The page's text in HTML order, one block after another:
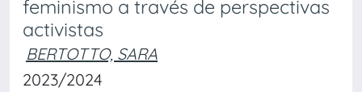
feminismo a través de perspectivas
activistas
BERTOTTO, SARA
2023/2024